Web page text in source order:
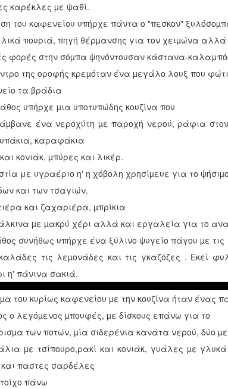
καρέκλες µε ψαθί.
του καφενείου υπήρχε πάντα ο "πεσκον"
πουριά, πηγή θέρµανσης για τον χειµώνα
φορές στην σόµπα ψηνόντουσαν κάστανα-
της οροφής κρεµόταν ένα µεγάλο λουξ που
τα βράδια
υπήρχε µια υποτυπώδης κουζίνα που
ένα νεροχύτη µε παροχή νερού, ράφια
καραφάκια
κονιάκ, µπύρες και λικέρ.
με υγραέριο η' η χόβολη χρησίµευε για το
και των τσαγιών.
και ζαχαριέρα, µπρίκια
µε µακρύ χέρι αλλά και εργαλεία για το
συνήθως υπήρχε ένα ξύλινο ψυγείο πάγου µε τις
τις λεµονάδες και τις γκαζόζες . Εκεί
η' πάνινα σακιά.
του κυρίως καφενείου µε την κουζίνα ήταν ένας
ο λεγόµενος µπουφές, µε δίσκους επάνω για το
των ποτών, µία σιδερένια κανάτα νερού, δύο
µε τσίπουρο,ρακί και κονιάκ, γυάλες µε
και παστες σαρδέλες
πάνω